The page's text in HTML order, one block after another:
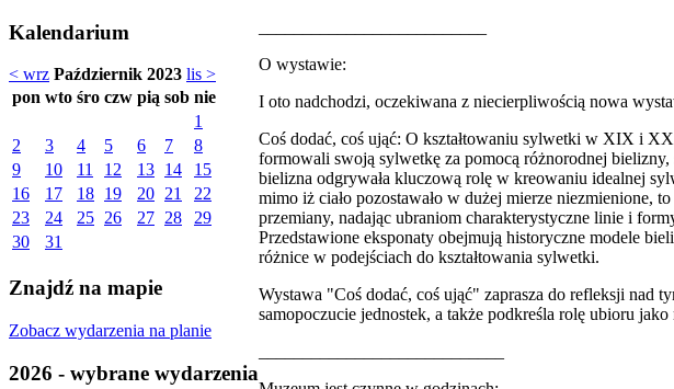
Kalendarium
< wrz Październik 2023 lis >
pon wto śro czw pią sob nie
1
2
3 4 5 6 7
8
9
10 11 12 13 14
15
16
17 18 19 20 21
22
23
24 25 26 27 28
29
30
31
Znajdź na mapie
Zobacz wydarzenia na planie
2026 - wybrane wydarzenia
O wystawie:
I oto nadchodzi, oczekiwana z niecierpliwością nowa
Coś dodać, coś ująć: O kształtowaniu sylwetki w XIX i
formowali swoją sylwetkę za pomocą różnorodnej
bielizna odgrywała kluczową rolę w kreowaniu idealnej
mimo iż ciało pozostawało w dużej mierze niezmienione,
przemiany, nadając ubraniom charakterystyczne linie i
Przedstawione eksponaty obejmują historyczne modele
różnice w podejściach do kształtowania sylwetki.
Wystawa "Coś dodać, coś ująć" zaprasza do refleksji nad
samopoczucie jednostek, a także podkreśla rolę ubioru